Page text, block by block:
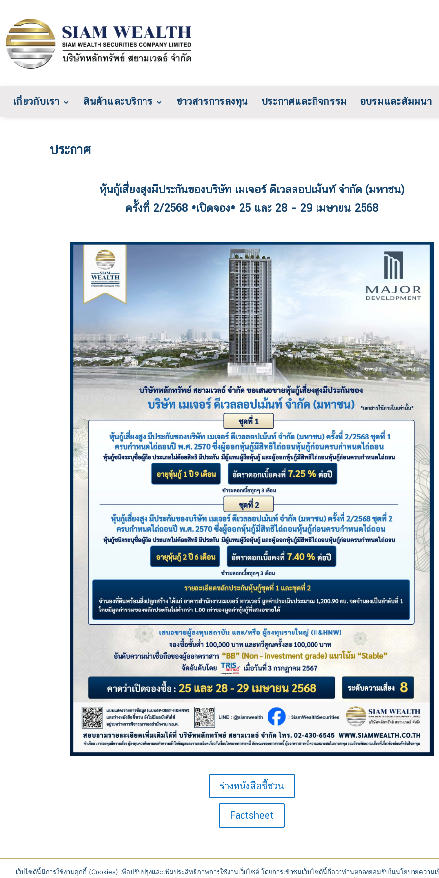
เกี่ยวกับเรา สินค้าและบริการ ข่าวสารการลงทุน ประกาศและกิจกรรม อบรมและสัมมนา
ประกาศ
หุ้นกู้เสี่ยงสูงมีประกันของบริษัท เมเจอร์ ดีเวลลอปเม้นท์ จำกัด (มหาชน)
ครั้งที่ 2/2568 *เปิดจอง* 25 และ 28 – 29 เมษายน 2568
ร่างหนังสือชี้ชวน
Factsheet
เว็บไซต์นี้มีการใช้งานคุกกี้ (Cookies) เพื่อปรับปรุงและเพิ่มประสิทธิภาพการใช้งานเว็บไซต์ โดยการเข้าชมเว็บไซต์นี้ถือว่าท่านตกลงยอมรับในนโยบายควา